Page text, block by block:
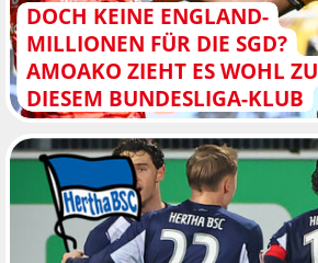
DOCH KEINE ENGLAND-
MILLIONEN FÜR DIE SGD?
AMOAKO ZIEHT ES WOHL ZU
DIESEM BUNDESLIGA-KLUB